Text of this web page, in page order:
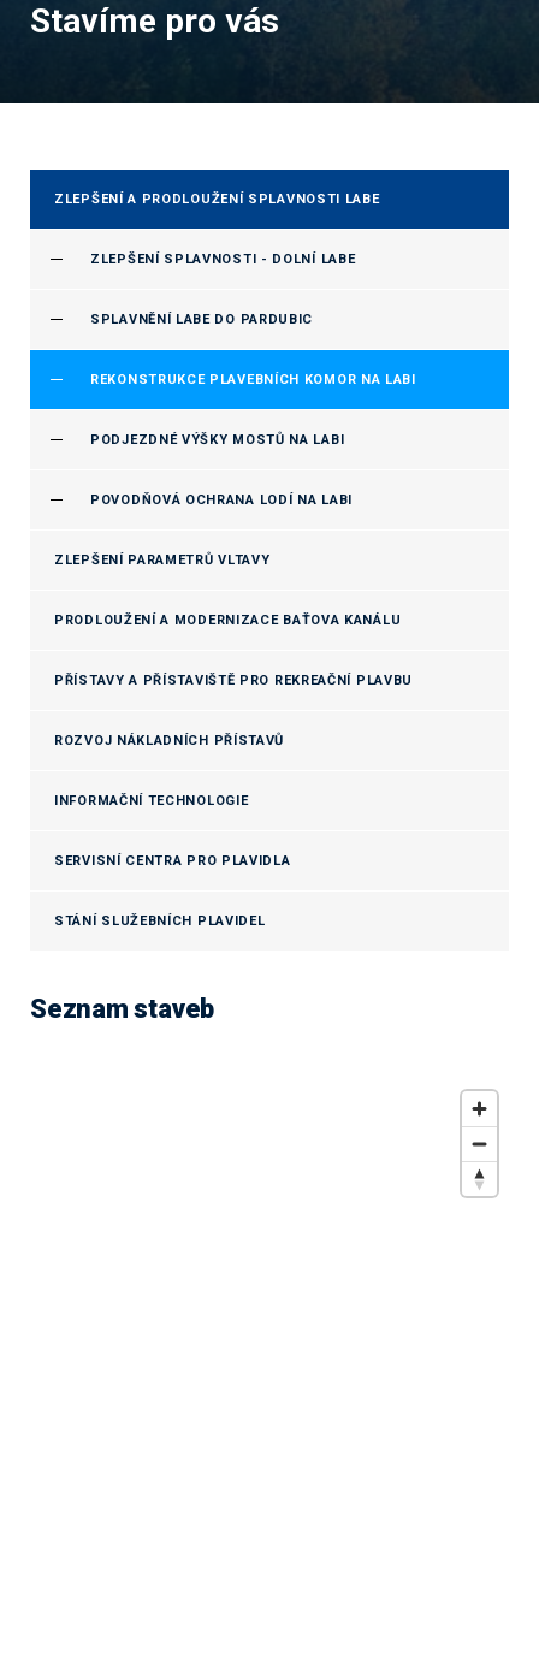
Stavíme pro vás
ZLEPŠENÍ A PRODLOUŽENÍ SPLAVNOSTI LABE
ZLEPŠENÍ SPLAVNOSTI - DOLNÍ LABE
SPLAVNĚNÍ LABE DO PARDUBIC
REKONSTRUKCE PLAVEBNÍCH KOMOR NA LABI
PODJEZDNÉ VÝŠKY MOSTŮ NA LABI
POVODŇOVÁ OCHRANA LODÍ NA LABI
ZLEPŠENÍ PARAMETRŮ VLTAVY
PRODLOUŽENÍ A MODERNIZACE BAŤOVA KANÁLU
PŘÍSTAVY A PŘÍSTAVIŠTĚ PRO REKREAČNÍ PLAVBU
ROZVOJ NÁKLADNÍCH PŘÍSTAVŮ
INFORMAČNÍ TECHNOLOGIE
SERVISNÍ CENTRA PRO PLAVIDLA
STÁNÍ SLUŽEBNÍCH PLAVIDEL
Seznam staveb